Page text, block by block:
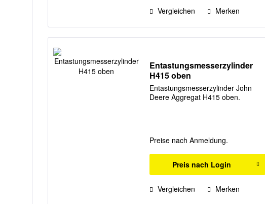
Vergleichen Merken
Entastungsmesserzylinder
H415 oben
Entastungsmesserzylinder John
Deere Aggregat H415 oben.
Preise nach Anmeldung.
Preis nach Login
Vergleichen Merken